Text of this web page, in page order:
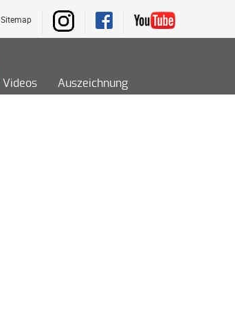
Sitemap
Videos Auszeichnung